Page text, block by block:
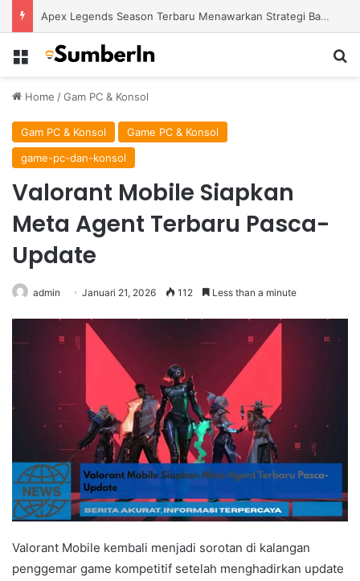
Apex Legends Season Terbaru Menawarkan Strategi Baru Melalui Kehadiran Legend Generasi Berikutnya
Menu
Home /Gam PC & Konsol
Gam PC & Konsol
Game PC & Konsol
game-pc-dan-konsol
Valorant Mobile Siapkan
Meta Agent Terbaru Pasca-
Update
admin Januari 21, 2026 112 Less than a minute
Valorant Mobile kembali menjadi sorotan di kalangan
penggemar game kompetitif setelah menghadirkan update